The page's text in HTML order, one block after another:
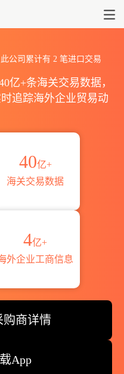
公司累计有 2 笔进口交易
亿+条海关交易数据，
追踪海外企业贸易动
40亿+
海关交易数据
4亿+
外企业工商信息
购商详情
App